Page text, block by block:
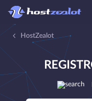
HostZealot